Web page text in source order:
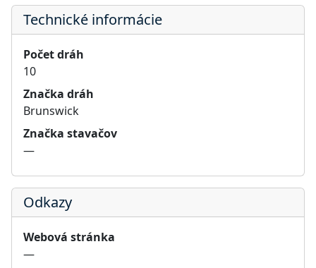
Technické informácie
Počet dráh
10
Značka dráh
Brunswick
Značka stavačov
—
Odkazy
Webová stránka
—